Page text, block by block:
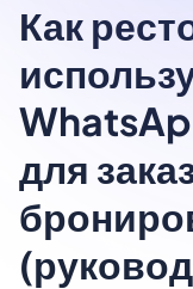
Как
для